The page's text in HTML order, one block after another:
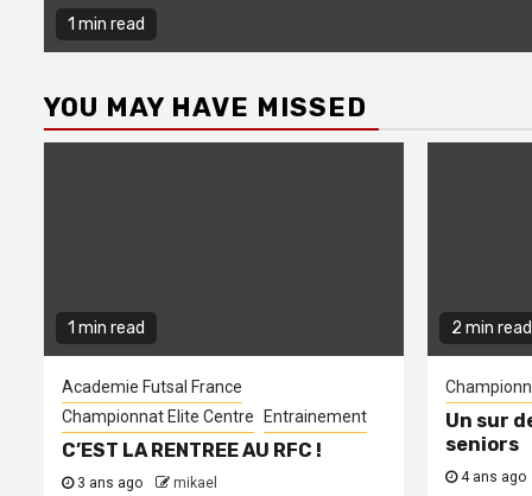
1 min read
YOU MAY HAVE MISSED
1 min read
Academie Futsal France
Championnat Elite Centre
Entrainement
C’EST LA RENTREE AU RFC !
3 ans ago mikael
2 min read
Un sur
seniors
4 ans ago